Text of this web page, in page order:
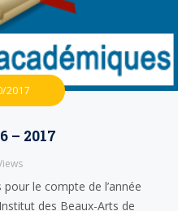
2017
– 2017
le compte de l’année
des Beaux-Arts de